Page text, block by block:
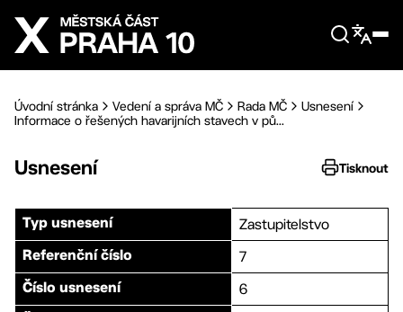
Přejít na hlavní obsah
Úvodní stránka Vedení a správa MČ Rada MČ
Usnesení
Informace o řešených havarijních stavech v pů...
Usnesení Tisknout
Typ usnesení Zastupitelstvo
Referenční číslo 7
Číslo usnesení 6